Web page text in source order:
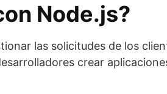
Node.js?
las solicitudes de los
crear